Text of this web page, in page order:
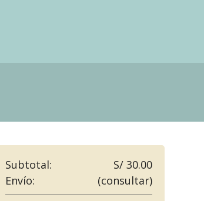
Subtotal:
S/ 30.00
Envío:
(consultar)